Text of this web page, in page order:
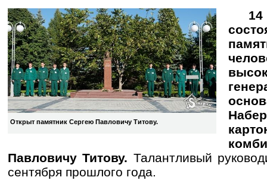
Открыт памятник Сергею Павловичу Титову.
14
Павловичу Титову. Талантливый
сентября прошлого года.